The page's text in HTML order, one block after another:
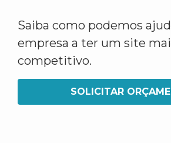
Saiba como podemos
empresa a ter um site
competitivo.
SOLICITAR